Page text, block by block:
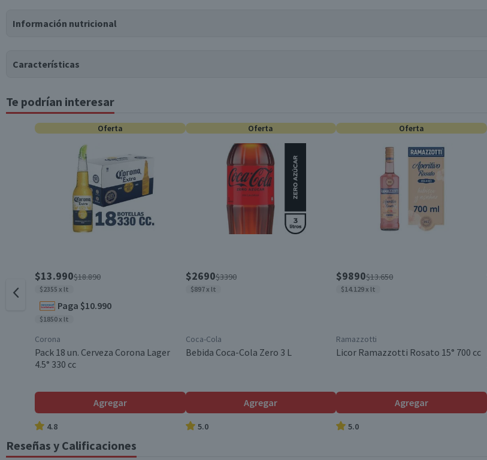
Información nutricional
Tabla nutricional
Energía (kCal)
portionsByContainer
*Ingesta de referencia de un adulto promedio (8400 kj / 2000 kcal)
Características
Tipo de Producto
Pack-Unitario Unitario
Cooperativa Capel
Mariscos
Cepa
Envase Botella de vidrio
Formato Individual
País de Origen
Te podrían interesar
Oferta
$13.990$18.890
$2355 x lt
Paga $10.990
$1850 x lt
Corona
Pack 18 un. Cerveza Corona Lager
4.5° 330 cc
Agregar
4.8
Oferta
$2690$3390
$897 x lt
Coca-Cola
Bebida Coca-Cola Zero 3 L
Agregar
5.0
Oferta
$9890$13.650
$14.129 x lt
Ramazzotti
Licor Ramazzotti Rosato 15° 700 cc
Agregar
5.0
Reseñas y Calificaciones